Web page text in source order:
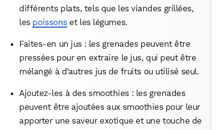
différents plats, tels que les viandes grillées,
les poissons et les légumes.
Faites-en un jus : les grenades peuvent être
pressées pour en extraire le jus, qui peut être
mélangé à d’autres jus de fruits ou utilisé seul.
Ajoutez-les à des smoothies : les grenades
peuvent être ajoutées aux smoothies pour leur
apporter une saveur exotique et une touche de